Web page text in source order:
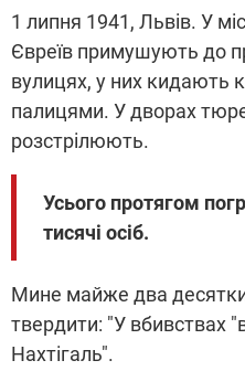
1 липня 1941, Львів. У
Євреїв примушують до
вулицях, у них кидають
палицями. У дворах
розстрілюють.
Усього протягом
тисячі осіб.
Мине майже два
твердити: "У вбивствах
Нахтігаль".